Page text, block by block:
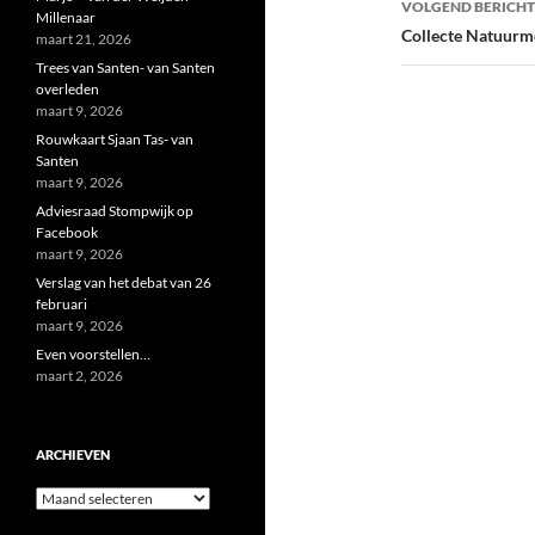
VOLGEND BERICHT
Collecte
Millenaar
maart 21, 2026
Trees van Santen- van Santen
overleden
maart 9, 2026
Rouwkaart Sjaan Tas- van
Santen
maart 9, 2026
Adviesraad Stompwijk op
Facebook
maart 9, 2026
Verslag van het debat van 26
februari
maart 9, 2026
Even voorstellen…
maart 2, 2026
ARCHIEVEN
Archieven